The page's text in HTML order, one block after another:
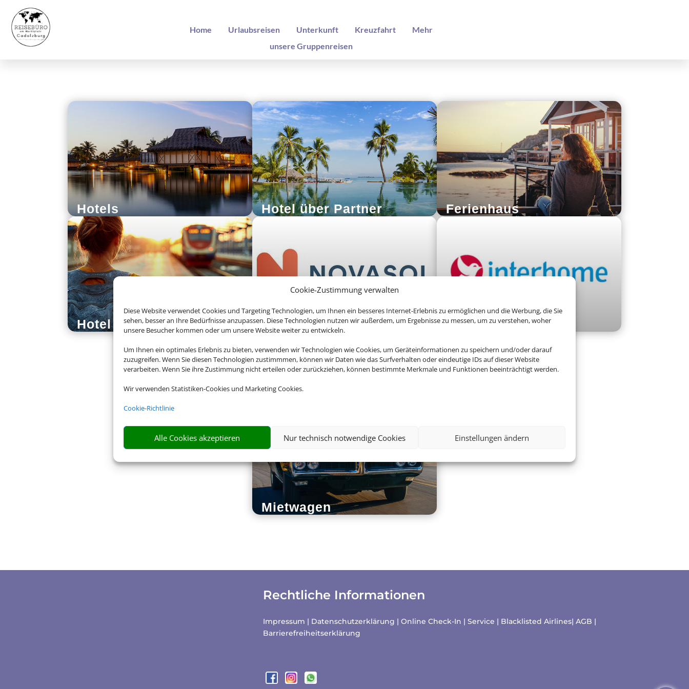
Cookie-Zustimmung verwalten
Diese Website verwendet Cookies und Targeting Technologien, um Ihnen ein besseres Internet-Erlebnis zu ermöglichen und die Werbung, die Sie
sehen, besser an Ihre Bedürfnisse anzupassen. Diese Technologien nutzen wir außerdem, um Ergebnisse zu messen, um zu verstehen, woher
unsere Besucher kommen oder um unsere Website weiter zu entwickeln.
Um Ihnen ein optimales Erlebnis zu bieten, verwenden wir Technologien wie Cookies, um Geräteinformationen zu speichern und/oder darauf
zuzugreifen. Wenn Sie diesen Technologien zustimmmen, können wir Daten wie das Surfverhalten oder eindeutige IDs auf dieser Website
verarbeiten. Wenn Sie ihre Zustimmung nicht erteilen oder zurückziehen, können bestimmte Merkmale und Funktionen beeinträchtigt werden.
Wir verwenden Statistiken-Cookies und Marketing Cookies.
Cookie-Richtlinie
Alle Cookies akzeptieren Nur technisch notwendige Cookies Einstellungen ändern
Home Urlaubsreisen Unterkunft Kreuzfahrt
Mehr
unsere Gruppenreisen
Hotels Hotel über Partner Ferienhaus
Hotel und Bahn Novasol Interhome
Empfehlungen für Ihre Reise
Mietwagen
Rechtliche Informationen
Impressum | Datenschutzerklärung | Online Check-In | Service | Blacklisted Airlines| AGB |
Barrierefreiheitserklärung